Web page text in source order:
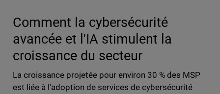
Comment la cybersécurité
avancée et l'IA stimulent la
croissance du secteur
La croissance projetée pour environ 30 % des MSP
est liée à l'adoption de services de cybersécurité